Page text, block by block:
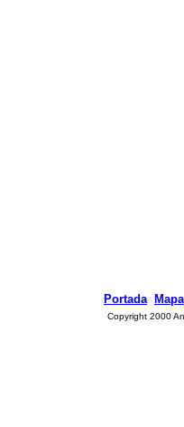
Portada Mapa
Copyright 2000